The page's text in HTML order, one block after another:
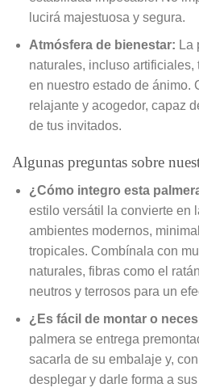
lucirá majestuosa y segura.
Atmósfera de bienestar: La
naturales, incluso
en nuestro estado de ánimo.
relajante y acogedor, capaz
de tus invitados.
Algunas preguntas sobre
¿Cómo integro esta
estilo versátil la convierte en
ambientes modernos,
tropicales. Combínala con
naturales, fibras como el
neutros y terrosos para un
¿Es fácil de montar o
palmera se entrega
sacarla de su embalaje y,
desplegar y darle forma a